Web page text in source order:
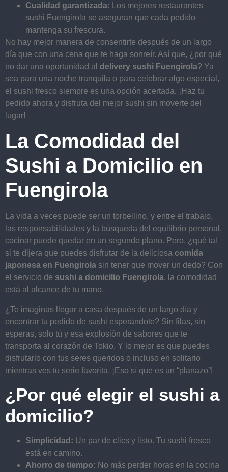
Cualidad garantizada: Los mejores restaurantes
sushi Fuengirola se aseguran que cada pedido
mantenga su frescura.
No hay mejor manera de consentirte después de un largo
día que con una cena que te haga sonreír. Así que, ¿por qué
no dar una oportunidad al delivery sushi Fuengirola? Ya
sea para una noche tranquila o para celebrar algo especial,
el sushi fresco siempre es una opción acertada. ¡Haz tu
pedido ahora y disfruta del mejor sushi sin moverte del
lugar!
La Comodidad del
Sushi a Domicilio en
Fuengirola
La vida a veces puede ser un torbellino, y entre el trabajo,
las responsabilidades y la búsqueda del equilibrio personal,
cocinar puede quedar en un segundo plano. Pero, ¿qué tal
si te dijera que puedes disfrutar de la deliciosa comida
japonesa en Fuengirola sin tener que mover un dedo? Con
el servicio de sushi a domicilio Fuengirola, la comodidad
está al alcance de tu mano.
¿Te imaginas llegar a casa después de un largo día y
encontrar tu pedido de sushi esperándote? Sin filas, sin
esperas, solo tú y esa explosión de sabores que te
transporta al corazón de Tokio. Y lo mejor es que puedes
disfrutarlo con tus seres queridos o incluso en solitario
mientras ves tu serie favorita. ¡Eso sí que es un “planazo”!
¿Por qué elegir el sushi a
domicilio?
Simplicidad: Un par de clics y listo. Tu sushi fresco
está en camino.
Ahorro de tiempo: No más perder horas en la cocina